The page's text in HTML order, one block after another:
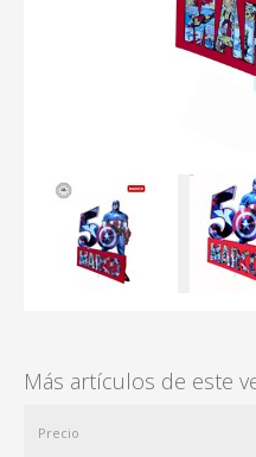
Más artículos de este
Precio